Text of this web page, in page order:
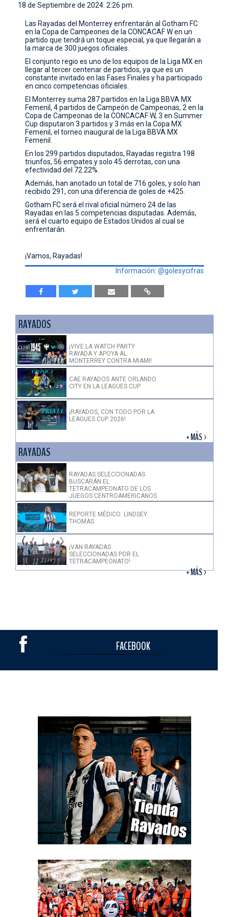
18 de Septiembre de 2024. 2:26 pm.
Las Rayadas del Monterrey enfrentarán al Gotham FC
en la Copa de Campeones de la CONCACAF W en un
partido que tendrá un toque especial, ya que llegarán a
la marca de 300 juegos oficiales.
El conjunto regio es uno de los equipos de la Liga MX en
llegar al tercer centenar de partidos, ya que es un
constante invitado en las Fases Finales y ha participado
en cinco competencias oficiales.
El Monterrey suma 287 partidos en la Liga BBVA MX
Femenil, 4 partidos de Campeón de Campeonas, 2 en la
Copa de Campeonas de la CONCACAF W, 3 en Summer
Cup disputaron 3 partidos y 3 más en la Copa MX
Femenil, el torneo inaugural de la Liga BBVA MX
Femenil.
En los 299 partidos disputados, Rayadas registra 198
triunfos, 56 empates y solo 45 derrotas, con una
efectividad del 72.22%.
Además, han anotado un total de 716 goles, y solo han
recibido 291, con una diferencia de goles de +425.
Gotham FC será el rival oficial número 24 de las
Rayadas en las 5 competencias disputadas. Además,
será el cuarto equipo de Estados Unidos al cual se
enfrentarán.
¡Vamos, Rayadas!
Información: @golesycifras
RAYADOS
¡VIVE LA WATCH PARTY
RAYADA Y APOYA AL
MONTERREY CONTRA MIAMI!
CAE RAYADOS ANTE ORLANDO
CITY EN LA LEAGUES CUP
¡RAYADOS, CON TODO POR LA
LEAGUES CUP 2026!
+ MÁS >
RAYADAS
RAYADAS SELECCIONADAS
BUSCARÁN EL
TETRACAMPEONATO DE LOS
JUEGOS CENTROAMERICANOS
REPORTE MÉDICO: LINDSEY
THOMAS
¡VAN RAYADAS
SELECCIONADAS POR EL
TETRACAMPEONATO!
+ MÁS >
FACEBOOK